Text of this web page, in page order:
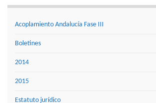
Acoplamiento Andalucía Fase III
Boletines
2014
2015
Estatuto jurídico